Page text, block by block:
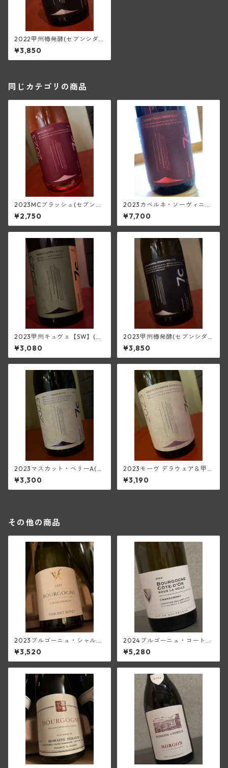
2022甲州樽発酵(セブンシダ
ーズワイナリー)
¥3,850
同じカテゴリの商品
2023MCブラッシュ(セブンシ
ダーズワイナリー)
¥2,750
2023カベルネ・ソーヴィニヨ
ン(セブンシダーズワイナリー)
¥7,700
2023甲州キュヴェ【SW】(セ
ブンシダーズワイナリー)
¥3,080
2023甲州樽発酵(セブンシダ
ーズワイナリー)
¥3,850
2023マスカット・ベリーA(セ
ブンシダーズワイナリー)
¥3,300
2023モーヴ デラウェア＆甲州
(セブンシダーズワイナリー)
¥3,190
その他の商品
2023ブルゴーニュ・シャルド
ネ(ロワイエ)
¥3,520
2024ブルゴーニュ・コート・
ドール・スー・ラ・ヴェル・
シャルドネ(クリスチャン・ベ
ラン・エ・フィス)
¥5,280